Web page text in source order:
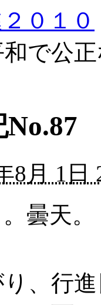
０１０
で公
8月 1日
曇天。
、行